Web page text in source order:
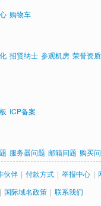
购物车
招贤纳士 参观机房 荣誉资质
ICP备案
服务器问题 邮箱问题 购买
伙伴 | 付款方式 | 举报中心 |
| 国际域名政策 | 联系我们